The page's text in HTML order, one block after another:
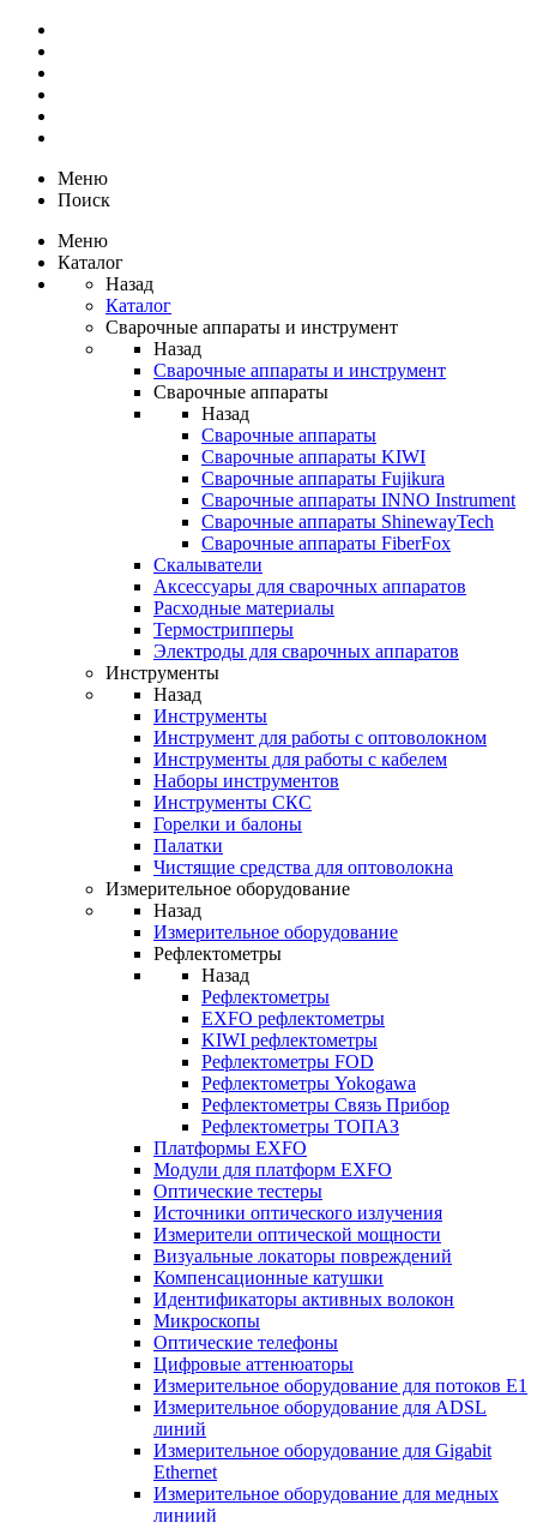
Меню
Поиск
Меню
Каталог
Назад
Каталог
Сварочные аппараты и инструмент
Назад
Сварочные аппараты и инструмент
Сварочные аппараты
Назад
Сварочные аппараты
Сварочные аппараты KIWI
Сварочные аппараты Fujikura
Сварочные аппараты INNO Instrument
Сварочные аппараты ShinewayTech
Cварочные аппараты FiberFox
Скалыватели
Аксессуары для сварочных аппаратов
Расходные материалы
Термострипперы
Электроды для сварочных аппаратов
Инструменты
Назад
Инструменты
Инструмент для работы с оптоволокном
Инструменты для работы с кабелем
Наборы инструментов
Инструменты СКС
Горелки и балоны
Палатки
Чистящие средства для оптоволокна
Измерительное оборудование
Назад
Измерительное оборудование
Рефлектометры
Назад
Рефлектометры
EXFO рефлектометры
KIWI рефлектометры
Рефлектометры FOD
Рефлектометры Yokogawa
Рефлектометры Связь Прибор
Рефлектометры ТОПАЗ
Платформы EXFO
Модули для платформ EXFO
Оптические тестеры
Источники оптического излучения
Измерители оптической мощности
Визуальные локаторы повреждений
Компенсационные катушки
Идентификаторы активных волокон
Микроскопы
Оптические телефоны
Цифровые аттенюаторы
Измерительное оборудование для потоков Е1
Измерительное оборудование для ADSL
линий
Измерительное оборудование для Gigabit
Ethernet
Измерительное оборудование для медных
линиий